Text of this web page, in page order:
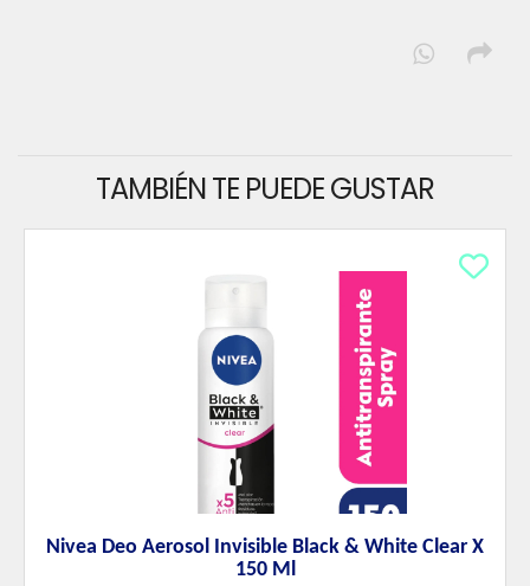
TAMBIÉN TE PUEDE GUSTAR
Nivea Deo Aerosol Invisible Black & White Clear X
150 Ml